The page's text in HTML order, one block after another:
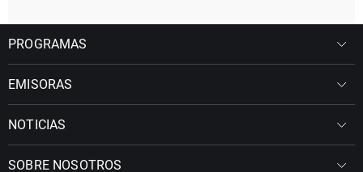
PROGRAMAS
EMISORAS
NOTICIAS
SOBRE NOSOTROS